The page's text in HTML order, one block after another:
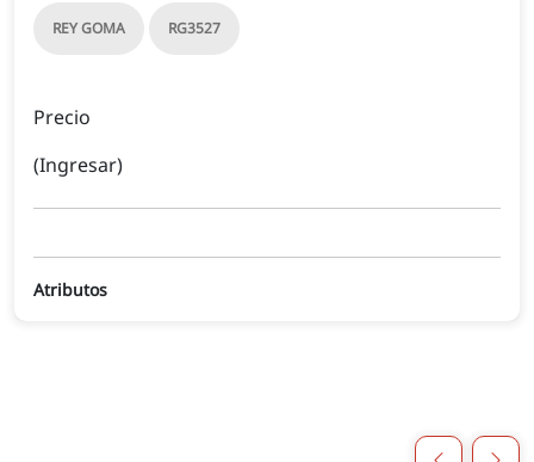
REY GOMA RG3527
Precio
(Ingresar)
Atributos